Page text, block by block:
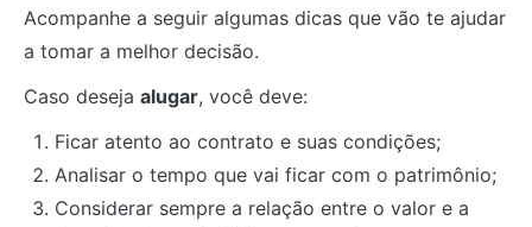
Acompanhe a seguir algumas dicas que vão te ajudar
a tomar a melhor decisão.
Caso deseja alugar, você deve:
Ficar atento ao contrato e suas condições;
Analisar o tempo que vai ficar com o patrimônio;
Considerar sempre a relação entre o valor e a